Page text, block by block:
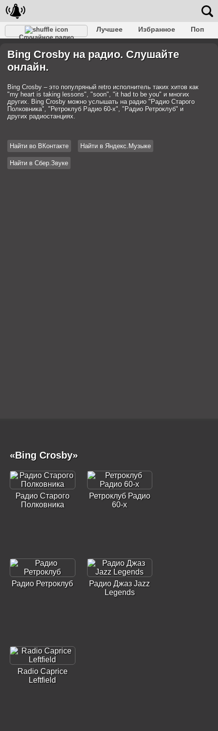
Случайное радио
Лучшее Избранное
Поп
Разговорное
Рэп Транс Дип-хаус
Фолк
Джаз
Детское
Bing Crosby на радио. Слушайте
онлайн.
Bing Crosby – это популряный retro исполнитель таких хитов как
"my heart is taking lessons", "soon", "it had to be you" и многих
других. Bing Crosby можно услышать на радио "Радио Старого
Полковника", "Ретроклуб Радио 60-х", "Радио Ретроклуб" и
других радиостанциях.
Найти во ВКонтакте Найти в Яндекс.Музыке
Найти в Сбер.Звуке
«Bing Crosby»
Радио Старого
Полковника
Ретроклуб Радио
60-х
Радио Ретроклуб
Радио Джаз Jazz
Legends
Radio Caprice
Leftfield